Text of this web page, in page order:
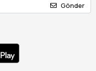
Gönder